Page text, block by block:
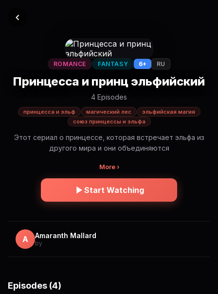
ROMANCE FANTASY 6+ RU
Принцесса и принц эльфийский
4 Episodes
принцесса и эльф магический лес
эльфийская магия
союз принцессы и эльфа
Этот сериал о принцессе, которая встречает эльфа из
другого мира и они объединяются
More ›
Start Watching
A Amaranth Mallard
by
Episodes (4)